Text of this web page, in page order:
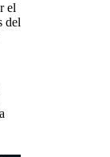
el
del